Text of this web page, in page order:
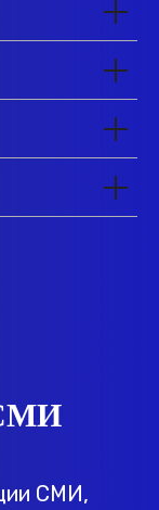
СМИ,